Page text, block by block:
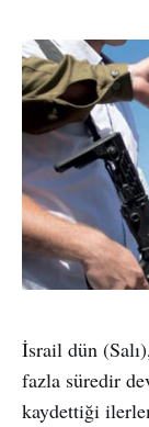
İsrail dün
fazla süredir
kaydettiği